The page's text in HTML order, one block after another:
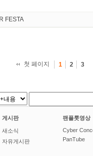
FESTA
첫 페이지 1 2 3
게시판
새소식
자유게시판
팬플룻영상
Cyber
PanTube